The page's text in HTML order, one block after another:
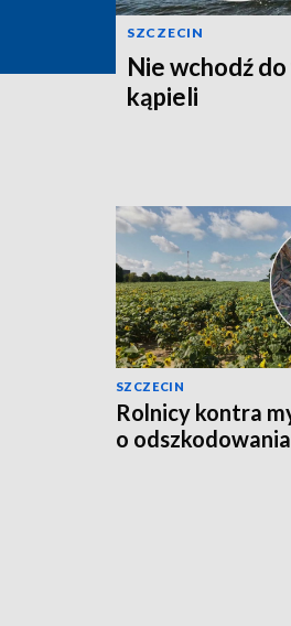
SZCZECIN
Nie wchodź
kąpieli
SZCZECIN
Rolnicy kontra
o